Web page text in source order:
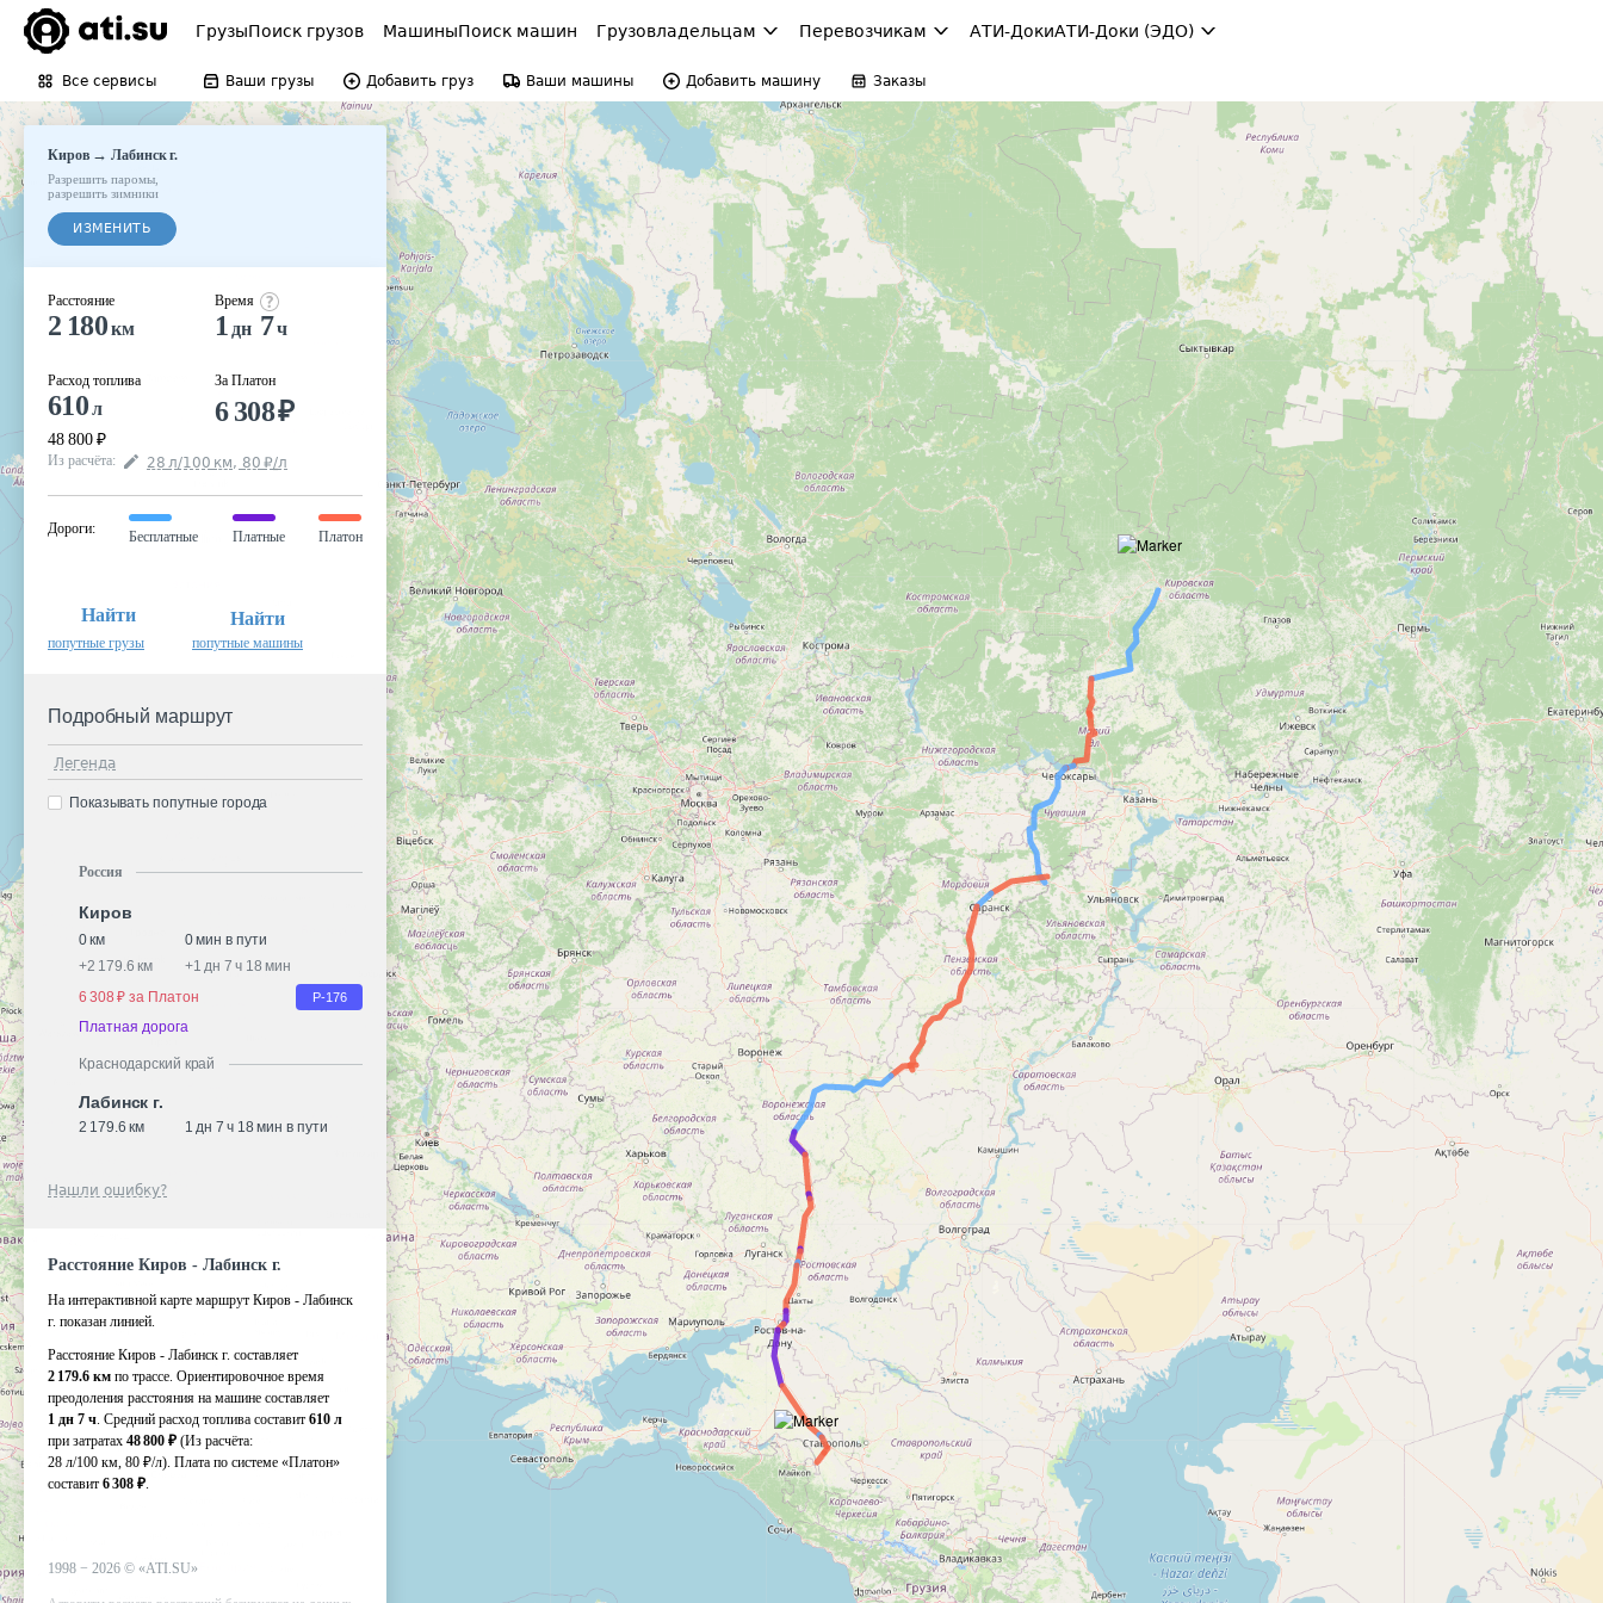
ГрузыПоиск грузов МашиныПоиск машин Грузовладельцам Перевозчикам АТИ-ДокиАТИ-Доки (ЭДО)
Все сервисы Ваши грузы Добавить груз Ваши машины Добавить машину Заказы
Киров→Лабинск г.
Разрешить паромы
разрешить зимники
ИЗМЕНИТЬ
Расстояние
2 180км
Расход топлива
610л
48 800 ₽
Время
1 дн 7ч
За Платон
6 308₽
Из расчёта: 28 л/100 км, 80 ₽/л
Дороги:
Бесплатные Платные Платон
Найти
попутные грузы
Найти
попутные машины
Подробный маршрут
Легенда
Показывать попутные города
Россия
Киров
0 км
0 мин в пути
+2 179.6 км +1 дн 7 ч 18 мин
6 308 ₽ за Платон
Р-176
Платная дорога
Краснодарский край
Лабинск г.
2 179.6 км 1 дн 7 ч 18 мин в пути
Нашли ошибку?
Расстояние Киров - Лабинск г.
На интерактивной карте маршрут Киров - Лабинск
г. показан линией.
Расстояние Киров - Лабинск г. составляет
2 179.6 км по трассе. Ориентировочное время
преодоления расстояния на машине составляет
1 дн 7 ч. Средний расход топлива составит 610 л
при затратах 48 800 ₽ (Из расчёта:
28 л/100 км, 80 ₽/л). Плата по системе «Платон»
составит 6 308 ₽.
1998 − 2026 © «ATI.SU»